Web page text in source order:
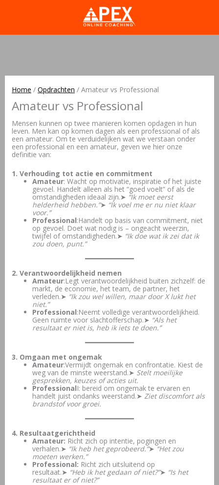
Home / Opdrachten / Amateur vs Professional
Amateur vs Professional
Mensen kunnen op twee manieren komen opdagen in hun
leven. Men kan op komen dagen als een professional of als
een amateur. Om te verduidelijken wat we verstaan onder
een professional en een amateur, geven we hier onze
definitie van:
1. Verhouding tot actie en commitment
Amateur: Wacht op motivatie, inspiratie of het juiste
gevoel. Handelt alleen als het “goed voelt” of als de
omstandigheden ideaal zijn.➤ “Ik moet eerst
helderheid hebben.”➤ “Ik voel me er nu niet klaar
voor.”
Professional:Handelt op basis van commitment, niet
op gevoel. Doet wat nodig is – ongeacht weerzin,
twijfel of omstandigheden.➤ “Ik doe wat ik zei dat ik
zou doen, punt.”
2. Verantwoordelijkheid nemen
Amateur:Legt verantwoordelijkheid buiten zichzelf: de
markt, de economie, het team, de partner, het
verleden.➤ “Ik zou wel willen, maar door X lukt het
niet.”
Professional:Neemt volledige verantwoordelijkheid.
Geen ruimte voor slachtofferschap.➤ “Als het
resultaat er niet is, heb ik iets te doen.”
3. Omgaan met ongemak
Amateur:Vermijdt ongemak en confrontatie. Kiest de
weg van de minste weerstand.➤ Stelt moeilijke
gesprekken, keuzes of acties uit.
ProfessionalI: bereid om ongemak te ervaren en
handelt juist ondanks weerstand.➤ Ziet discomfort als
brandstof voor groei.
4. Resultaatgerichtheid
Amateur: Richt zich op intentie, pogingen en
verhalen.➤ “Ik heb het geprobeerd.”➤“Het zou
moeten werken.”
Professional: Richt zich uitsluitend op
resultaat.➤ “Heb ik het gedaan of niet?”➤ “Is het
resultaat er of niet?”